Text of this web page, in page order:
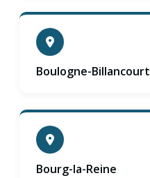
Boulogne-Billancourt
Bourg-la-Reine